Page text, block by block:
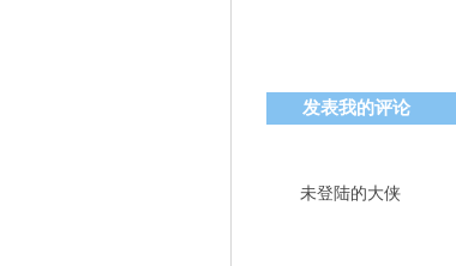
发表我的评论
未登陆的大侠